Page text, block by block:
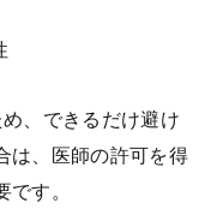
め、できるだけ避け
は、医師の許可を得
す。